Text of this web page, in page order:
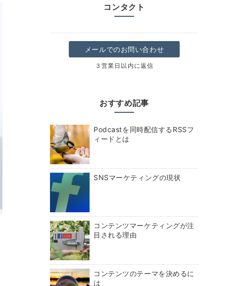
コンタクト
メールでのお問い合わせ
３営業日以内に返信
おすすめ記事
Podcastを同時配信するRSSフ
ィードとは
SNSマーケティングの現状
コンテンツマーケティングが注
目される理由
コンテンツのテーマを決めるに
は